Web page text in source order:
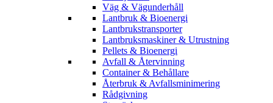
Väg & Vägunderhåll
Lantbruk & Bioenergi
Lantbrukstransporter
Lantbruksmaskiner & Utrustning
Pellets & Bioenergi
Avfall & Återvinning
Container & Behållare
Återbruk & Avfallsminimering
Rådgivning